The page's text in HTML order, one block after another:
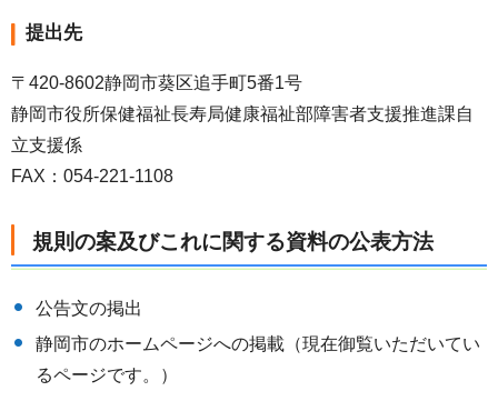
提出先
〒420-8602静岡市葵区追手町5番1号
静岡市役所保健福祉長寿局健康福祉部障害者支援推進課自
立支援係
FAX：054-221-1108
規則の案及びこれに関する資料の公表方法
公告文の掲出
静岡市のホームページへの掲載（現在御覧いただいてい
るページです。）